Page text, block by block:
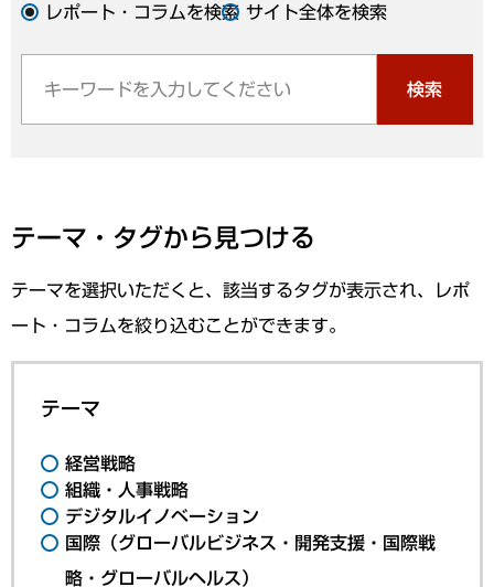
レポート・コラムを検索 サイト全体を検索
検索
テーマ・タグから見つける
テーマを選択いただくと、該当するタグが表示され、レポ
ート・コラムを絞り込むことができます。
テーマ
経営戦略
組織・人事戦略
デジタルイノベーション
国際（グローバルビジネス・開発支援・国際戦
略・グローバルヘルス）